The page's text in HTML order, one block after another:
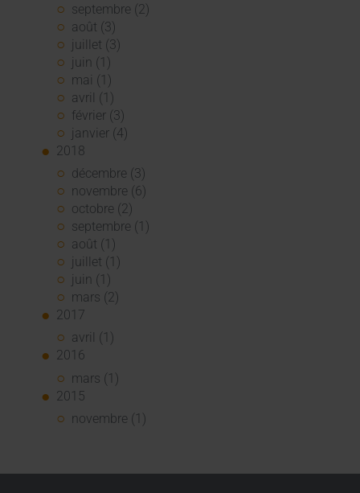
septembre (2)
août (3)
juillet (3)
juin (1)
mai (1)
avril (1)
février (3)
janvier (4)
2018
décembre (3)
novembre (6)
octobre (2)
septembre (1)
août (1)
juillet (1)
juin (1)
mars (2)
2017
avril (1)
2016
mars (1)
2015
novembre (1)